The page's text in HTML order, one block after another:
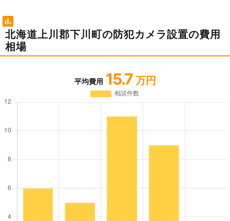
北海道上川郡下川町の防犯カメラ設置の費用
相場
平均費用 15.7 万円